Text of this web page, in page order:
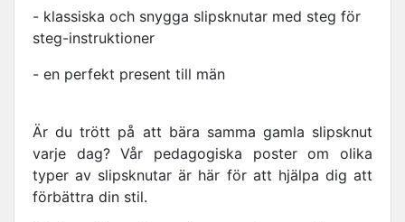
- klassiska och snygga slipsknutar med steg för
steg-instruktioner
- en perfekt present till män
Är du trött på att bära samma gamla slipsknut
varje dag? Vår pedagogiska poster om olika
typer av slipsknutar är här för att hjälpa dig att
förbättra din stil.